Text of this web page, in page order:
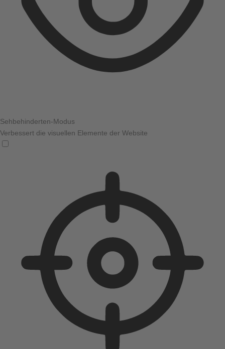
Sehbehinderten-Modus
Verbessert die visuellen Elemente der Website